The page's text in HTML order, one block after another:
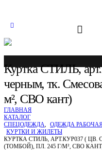
Куртка СТИЛЬ,
черным, тк.
м², СВО кант)
ГЛАВНАЯ
КАТАЛОГ
СПЕЦОДЕЖДА, ОДЕЖДА
КУРТКИ И ЖИЛЕТЫ
КУРТКА СТИЛЬ, АРТ.КУР037 (
(ТОМБОЙ), ПЛ. 245 Г/М², СВО
Спецодежда в